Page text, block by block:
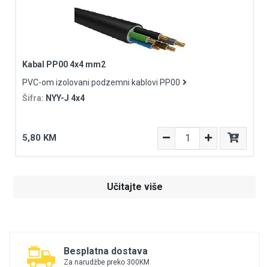
Kabal PP00 4x4 mm2
PVC-om izolovani podzemni kablovi PP00
Šifra: NYY-J 4x4
5,80 KM
Učitajte više
Besplatna dostava
Za narudžbe preko 300KM